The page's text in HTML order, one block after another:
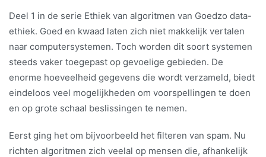
Deel 1 in de serie Ethiek van algoritmen van Goedzo data-
ethiek. Goed en kwaad laten zich niet makkelijk vertalen
naar computersystemen. Toch worden dit soort systemen
steeds vaker toegepast op gevoelige gebieden. De
enorme hoeveelheid gegevens die wordt verzameld, biedt
eindeloos veel mogelijkheden om voorspellingen te doen
en op grote schaal beslissingen te nemen.
Eerst ging het om bijvoorbeeld het filteren van spam. Nu
richten algoritmen zich veelal op mensen die, afhankelijk